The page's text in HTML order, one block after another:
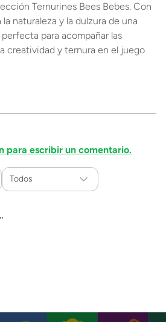
Ternurines Bees Bebes. Con
naturaleza y la dulzura de una
para acompañar las
creatividad y ternura en el juego
para escribir un comentario.
Todos